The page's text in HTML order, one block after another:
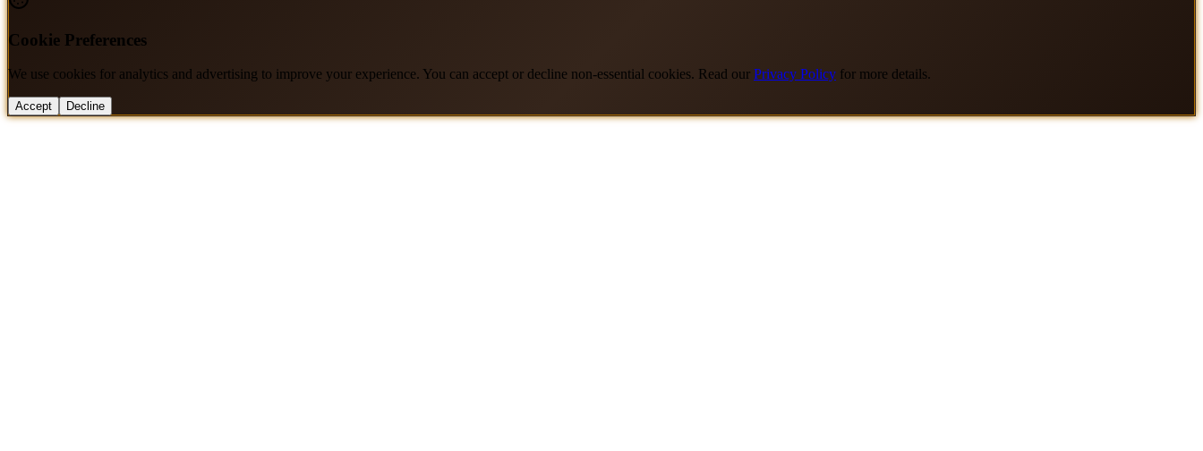
Cookie Preferences
We use cookies for analytics and advertising to improve your experience. You can accept or decline non-essential cookies. Read our Privacy Policy for more details.
Accept Decline